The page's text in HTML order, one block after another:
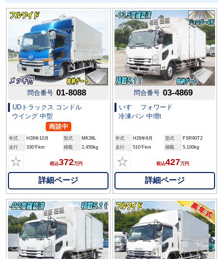
問合番号 01-8088
UDトラックス コンドル
ウイング 中型
商談中
年式 H28年10月 型式
MK38L
走行
330千km 積載 2,450kg
☆ 税込372万円
詳細ページ
問合番号 03-4869
いすゞ フォワード
冷凍バン 中増t
年式 H29年6月 型式
FSR90T2
走行
510千km 積載 5,100kg
☆ 税込427万円
詳細ページ